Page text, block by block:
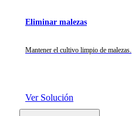
Eliminar malezas
Mantener el cultivo limpio de malezas.
Ver Solución